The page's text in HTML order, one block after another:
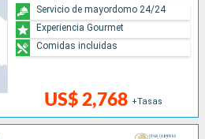
US$ 2,768 +Tasas
Servicio de mayordomo 24/24
Experiencia Gourmet
Comidas incluidas